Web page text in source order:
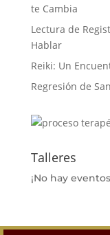
te Cambia
Lectura de
Hablar
Reiki: Un
Regresión de
Talleres
¡No hay